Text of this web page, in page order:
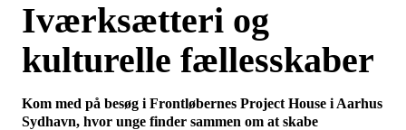
Iværksætteri og
kulturelle fællesskaber
Kom med på besøg i Frontløbernes Project House i Aarhus
Sydhavn, hvor unge finder sammen om at skabe